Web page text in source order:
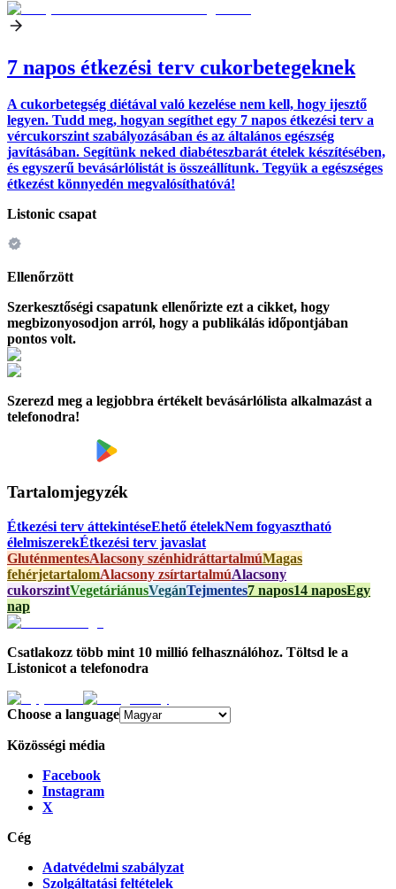
7 napos étkezési terv cukorbetegeknek
A cukorbetegség diétával való kezelése nem kell, hogy ijesztő
legyen. Tudd meg, hogyan segíthet egy 7 napos étkezési terv a
vércukorszint szabályozásában és az általános egészség
javításában. Segítünk neked diabéteszbarát ételek készítésében,
és egyszerű bevásárlólistát is összeállítunk. Tegyük a egészséges
étkezést könnyedén megvalósíthatóvá!
Listonic csapat
Ellenőrzött
Szerkesztőségi csapatunk ellenőrizte ezt a cikket, hogy
megbizonyosodjon arról, hogy a publikálás időpontjában
pontos volt.
Szerezd meg a legjobbra értékelt bevásárlólista alkalmazást a
telefonodra!
Tartalomjegyzék
Étkezési terv áttekintéseEhető ételekNem fogyasztható
élelmiszerekÉtkezési terv javaslat
GluténmentesAlacsony szénhidráttartalmúMagas
fehérjetartalomAlacsony zsírtartalmúAlacsony
cukorszintVegetáriánusVegánTejmentes7 napos14 naposEgy
nap
Csatlakozz több mint 10 millió felhasználóhoz. Töltsd le a
Listonicot a telefonodra
Choose a language
Közösségi média
Facebook
Instagram
X
Cég
Adatvédelmi szabályzat
Szolgáltatási feltételek